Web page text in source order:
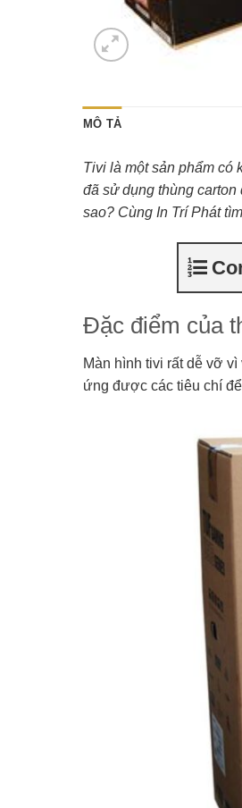
MÔ TẢ
Tivi là một sản phẩm có
đã sử dụng thùng
sao? Cùng In Trí Phát
Đặc điểm của
Màn hình tivi rất dễ vỡ
ứng được các tiêu chí